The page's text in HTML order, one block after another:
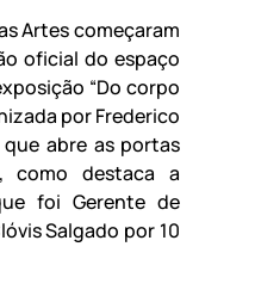
Artes começaram
oficial do espaço
“Do corpo
por Frederico
que abre as portas
como destaca a
foi Gerente de
Salgado por 10